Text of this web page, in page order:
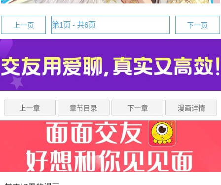
上一页 下一页
上一章 章节目录 下一章 漫画详情